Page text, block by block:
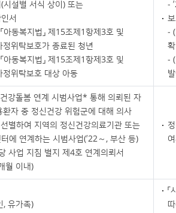
시설별 서식 상이) 또는
서
아동복지법」 제15조제1항제3호 및
위탁보호가 종료된 청년
아동복지법」 제15조제1항제3호 및
위탁보호 대상 아동
-
-
-
강돌봄 연계 시범사업* 통해 의뢰된 자
자 중 정신건강 위험군에 대해 의사
별하여 지역의 정신건강의료기관 또는
에 연계하는 시범사업(’22～, 부산 등)
사업 지침 별지 제4호 연계의뢰서
월 이내)
, 유가족)